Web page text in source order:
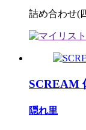
詰め合わせ(
SCREAM
隠れ里